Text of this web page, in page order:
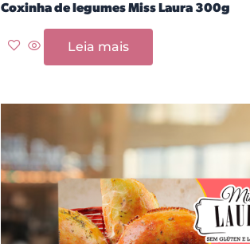
Coxinha de legumes Miss Laura 300g
Leia mais